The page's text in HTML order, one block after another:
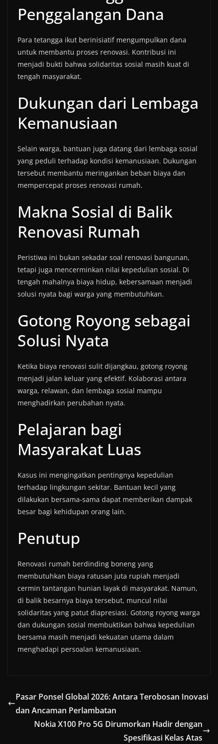
Penggalangan Dana
Para tetangga ikut berinisiatif mengumpulkan dana
untuk membantu proses renovasi. Kontribusi ini
menjadi bukti bahwa solidaritas sosial masih kuat di
tengah masyarakat.
Dukungan dari Lembaga
Kemanusiaan
Selain warga, bantuan juga datang dari lembaga sosial
yang peduli terhadap kondisi kemanusiaan. Dukungan
tersebut membantu meringankan beban biaya dan
mempercepat proses renovasi rumah.
Makna Sosial di Balik
Renovasi Rumah
Peristiwa ini bukan sekadar soal renovasi bangunan,
tetapi juga mencerminkan nilai kepedulian sosial. Di
tengah mahalnya biaya hidup, kebersamaan menjadi
solusi nyata bagi warga yang membutuhkan.
Gotong Royong sebagai
Solusi Nyata
Ketika biaya renovasi sulit dijangkau, gotong royong
menjadi jalan keluar yang efektif. Kolaborasi antara
warga, relawan, dan lembaga sosial mampu
menghadirkan perubahan nyata.
Pelajaran bagi
Masyarakat Luas
Kasus ini mengingatkan pentingnya kepedulian
terhadap lingkungan sekitar. Bantuan kecil yang
dilakukan bersama-sama dapat memberikan dampak
besar bagi kehidupan orang lain.
Penutup
Renovasi rumah berdinding boneng yang
membutuhkan biaya ratusan juta rupiah menjadi
cermin tantangan hunian layak di masyarakat. Namun,
di balik besarnya biaya tersebut, muncul nilai
solidaritas yang patut diapresiasi. Gotong royong warga
dan dukungan sosial membuktikan bahwa kepedulian
bersama masih menjadi kekuatan utama dalam
menghadapi persoalan kemanusiaan.
Pasar Ponsel Global 2026: Antara Terobosan Inovasi
dan Ancaman Perlambatan
Nokia X100 Pro 5G Dirumorkan Hadir dengan
Spesifikasi Kelas Atas